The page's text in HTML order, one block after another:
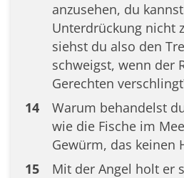
anzusehen, du
Unterdrückung nicht
siehst du also den
schweigst, wenn der
Gerechten
14
Warum behandelst
wie die Fische im
Gewürm, das keinen
15
Mit der Angel holt er